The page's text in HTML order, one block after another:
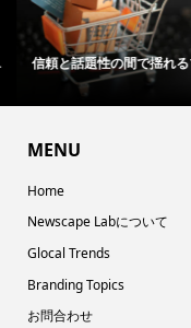
信頼と話題性の間で揺れるブ
MENU
Home
Newscape Labについて
Glocal Trends
Branding Topics
お問合わせ